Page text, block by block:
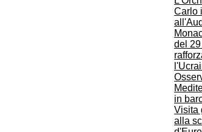
Carlo
del
in
Visita
alla